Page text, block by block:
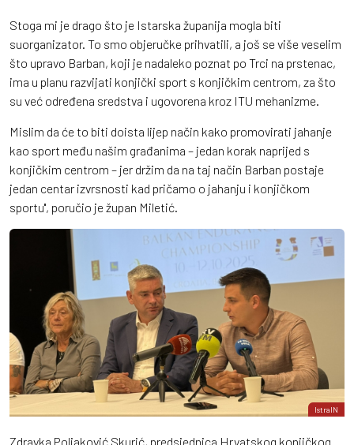
Stoga mi je drago što je Istarska županija mogla biti
suorganizator. To smo objeručke prihvatili, a još se više veselim
što upravo Barban, koji je nadaleko poznat po Trci na prstenac,
ima u planu razvijati konjički sport s konjičkim centrom, za što
su već određena sredstva i ugovorena kroz ITU mehanizme.
Mislim da će to biti doista lijep način kako promovirati jahanje
kao sport među našim građanima – jedan korak naprijed s
konjičkim centrom – jer držim da na taj način Barban postaje
jedan centar izvrsnosti kad pričamo o jahanju i konjičkom
sportu'', poručio je župan Miletić.
IstraIN
Zdravka Poljaković Skurić, predsjednica Hrvatskog konjičkog